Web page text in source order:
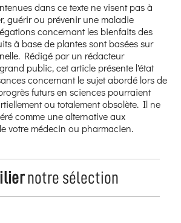
dans ce texte ne visent pas à
guérir ou prévenir une maladie
concernant les bienfaits des
à base de plantes sont basées sur
Rédigé par un rédacteur
public, cet article présente l'état
concernant le sujet abordé lors de
futurs en sciences pourraient
ou totalement obsolète. Il ne
comme une alternative aux
votre médecin ou pharmacien.
notre sélection